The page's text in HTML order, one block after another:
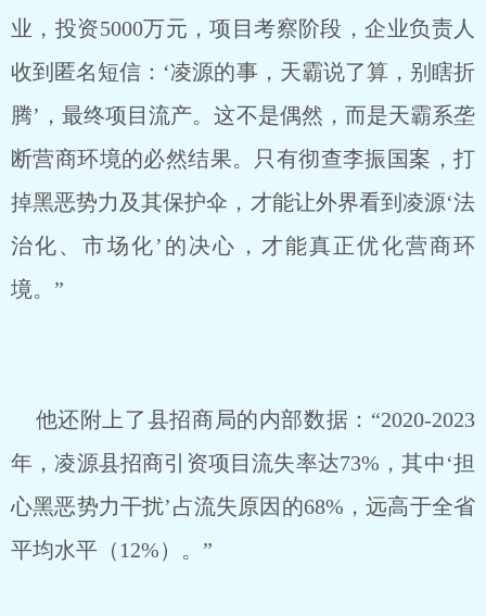
业，投资5000万元，项目考察阶段，企业负责人
收到匿名短信：‘凌源的事，天霸说了算，别瞎折
腾’，最终项目流产。这不是偶然，而是天霸系垄
断营商环境的必然结果。只有彻查李振国案，打
掉黑恶势力及其保护伞，才能让外界看到凌源‘法
治化、市场化’的决心，才能真正优化营商环
境。”
他还附上了县招商局的内部数据：“2020-2023
年，凌源县招商引资项目流失率达73%，其中‘担
心黑恶势力干扰’占流失原因的68%，远高于全省
平均水平（12%）。”